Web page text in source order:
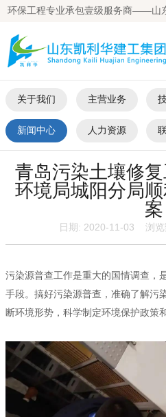
环保工程专业承包壹级服务商——山
关于我们 主营业务
新闻中心 人力资源
青岛污染土壤修
环境局城阳分局
案
日期: 2020-11-03 浏览
污染源普查工作是重大的国情调查，
手段。搞好污染源普查，准确了解污
断环境形势，科学制定环境保护政策